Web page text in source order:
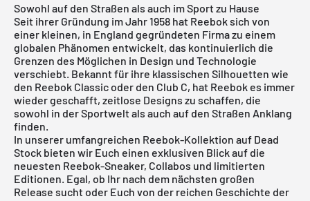
Sowohl auf den Straßen als auch im Sport zu Hause
Seit ihrer Gründung im Jahr 1958 hat Reebok sich von
einer kleinen, in England gegründeten Firma zu einem
globalen Phänomen entwickelt, das kontinuierlich die
Grenzen des Möglichen in Design und Technologie
verschiebt. Bekannt für ihre klassischen Silhouetten wie
den Reebok Classic oder den Club C, hat Reebok es immer
wieder geschafft, zeitlose Designs zu schaffen, die
sowohl in der Sportwelt als auch auf den Straßen Anklang
finden.
In unserer umfangreichen Reebok-Kollektion auf Dead
Stock bieten wir Euch einen exklusiven Blick auf die
neuesten Reebok-Sneaker, Collabos und limitierten
Editionen. Egal, ob Ihr nach dem nächsten großen
Release sucht oder Euch von der reichen Geschichte der